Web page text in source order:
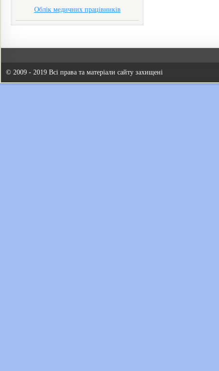
Облік медичних працівників
© 2009 - 2019 Всі права та матеріали сайту захищені